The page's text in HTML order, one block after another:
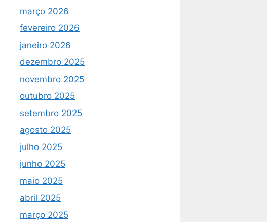
março 2026
fevereiro 2026
janeiro 2026
dezembro 2025
novembro 2025
outubro 2025
setembro 2025
agosto 2025
julho 2025
junho 2025
maio 2025
abril 2025
março 2025